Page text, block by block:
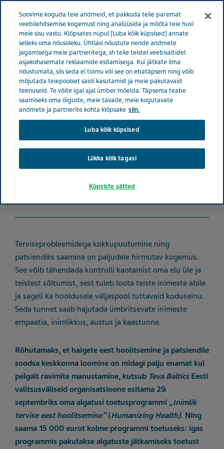
EESTI
Estonia Hooliv tervishoiu programm
Kutsume üles esitama
tervishoiuprojekte
Kutsume üles esitama
tervishoiuprojekte uude
toetusprogrammi „Inimlik
tervise eest hoolitsemine”
Terviseprobleemidega kokkupuutumine ning
patsiendiks saamine on paljudele hirmutav kogemus.
See võib tähendada kontrolli kaotamist oma elu üle ja
teistest sõltumist, sest tuleb loota teiste inimeste abile
ja sageli ka hooldusele väljaspool tuttavaid koduseinu.
Seda tunnet saab hajutada ümbritsevate inimeste
empaatia, inimlikkus, austus ja kaastunne.
Rõhutamaks, et haigete eest hoolitsemine ja patsiendile
soodsa keskkonna loomine on midagi palju enamat kui
pelgalt ravimite manustamine, kutsub Teva BalticsEesti
valitsusväliseid organisatsioone esitama 29.
septembriks oma algatusi toetusprogrammi „Inimlik
tervise eest hoolitsemine”(Humanizing Health). Ning
saama 15 000 eurot kolme programmi toetuseks: igas
programmis pakutakse algatuste jätkamiseks toetust
Soovime koguda teie andmeid, et pakkuda teile paremat
veebilehitsemise kogemust ning analüüsida ja mõõta teie huvi
meie sisu vastu. Klõpsates nupul [Luba kõik küpsised] annate
selleks oma nõusoleku. Ühtlasi nõustute nende andmete
jagamisega meie partneritega, sh teile teistel veebisaitidel
asjakohasemate reklaamide esitamisega. Kui jätkate ilma
nõustumata, siis seda ei toimu või see on ebatäpsem ning võib
mõjutada teiepoolset saidi kasutamist ja meie pakutavaid
teenuseid. Te võite igal ajal ümber mõelda. Täpsema teabe
saamiseks oma õiguste, meie tavade, meie kogutavate
andmete ja partnerite kohta klõpsake siin.
Luba kõik küpsised
Lükka kõik tagasi
Küpsiste sätted